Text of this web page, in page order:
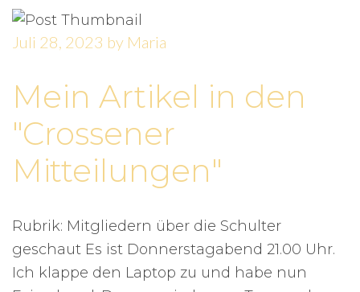
Juli 28, 2023 by Maria
Mein Artikel in den
"Crossener
Mitteilungen"
Rubrik: Mitgliedern über die Schulter
geschaut Es ist Donnerstagabend 21.00 Uhr.
Ich klappe den Laptop zu und habe nun